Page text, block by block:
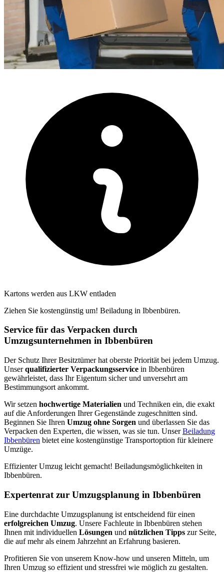
Kartons werden aus LKW entladen
Ziehen Sie kostengünstig um! Beiladung in Ibbenbüren.
Service für das Verpacken durch
Umzugsunternehmen in Ibbenbüren
Der Schutz Ihrer Besitztümer hat oberste Priorität bei jedem Umzug.
Unserqualifizierter Verpackungsservice in Ibbenbüren
gewährleistet, dass Ihr Eigentum sicher und unversehrt am
Bestimmungsort ankommt.
Wir setzen hochwertige Materialien und Techniken ein, die exakt
auf die Anforderungen Ihrer Gegenstände zugeschnitten sind.
Beginnen Sie Ihren Umzug ohne Sorgen und überlassen Sie das
Verpacken den Experten, die wissen, was sie tun. UnserBeiladung
Ibbenbüren bietet eine kostengünstige Transportoption für kleinere
Umzüge.
Effizienter Umzug leicht gemacht! Beiladungsmöglichkeiten in
Ibbenbüren.
Expertenrat zur Umzugsplanung in Ibbenbüren
Eine durchdachte Umzugsplanung ist entscheidend für einen
erfolgreichen Umzug. Unsere Fachleute in Ibbenbüren stehen
Ihnen mit individuellen Lösungen und nützlichen Tipps zur Seite,
die auf mehr als einem Jahrzehnt an Erfahrung basieren.
Profitieren Sie von unserem Know-how und unseren Mitteln, um
Ihren Umzug so effizient und stressfrei wie möglich zu gestalten.